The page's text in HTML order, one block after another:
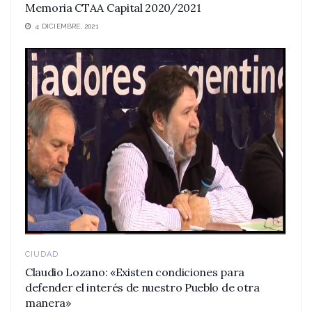
Memoria CTAA Capital 2020/2021
4 DICIEMBRE, 2021
CIUDAD
Claudio Lozano: «Existen condiciones para
defender el interés de nuestro Pueblo de otra
manera»